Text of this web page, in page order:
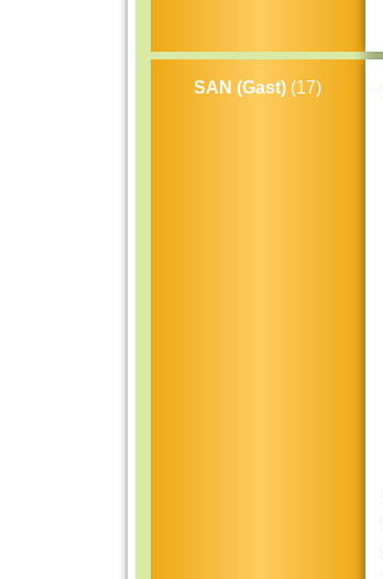
SAN (Gast) (17)